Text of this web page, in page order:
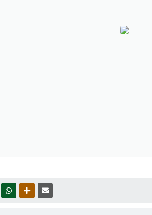
WHATSAPPOUTRAS MÍDIAS